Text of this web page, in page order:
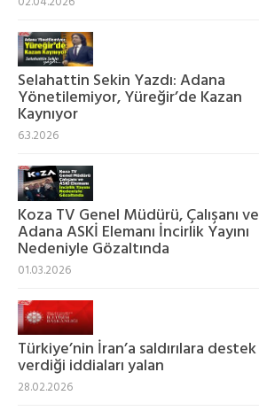
Selahattin Sekin Yazdı: Adana
Yönetilemiyor, Yüreğir’de Kazan
Kaynıyor
6.3.2026
Koza TV Genel Müdürü, Çalışanı ve
Adana ASKİ Elemanı İncirlik Yayını
Nedeniyle Gözaltında
01.03.2026
Türkiye’nin İran’a saldırılara destek
verdiği iddiaları yalan
28.02.2026